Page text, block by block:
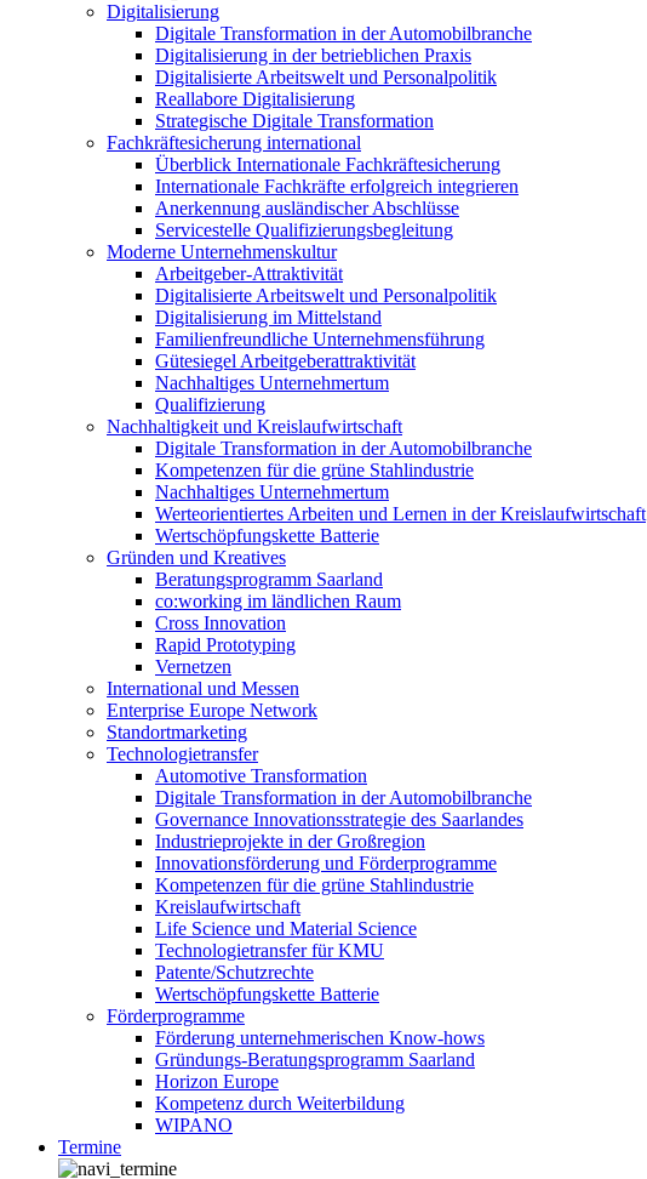
Digitalisierung
Digitale Transformation in der Automobilbranche
Digitalisierung in der betrieblichen Praxis
Digitalisierte Arbeitswelt und Personalpolitik
Reallabore Digitalisierung
Strategische Digitale Transformation
Fachkräftesicherung international
Überblick Internationale Fachkräftesicherung
Internationale Fachkräfte erfolgreich integrieren
Anerkennung ausländischer Abschlüsse
Servicestelle Qualifizierungsbegleitung
Moderne Unternehmenskultur
Arbeitgeber-Attraktivität
Digitalisierte Arbeitswelt und Personalpolitik
Digitalisierung im Mittelstand
Familienfreundliche Unternehmensführung
Gütesiegel Arbeitgeberattraktivität
Nachhaltiges Unternehmertum
Qualifizierung
Nachhaltigkeit und Kreislaufwirtschaft
Digitale Transformation in der Automobilbranche
Kompetenzen für die grüne Stahlindustrie
Nachhaltiges Unternehmertum
Werteorientiertes Arbeiten und Lernen in der Kreislaufwirtschaft
Wertschöpfungskette Batterie
Gründen und Kreatives
Beratungsprogramm Saarland
co:working im ländlichen Raum
Cross Innovation
Rapid Prototyping
Vernetzen
International und Messen
Enterprise Europe Network
Standortmarketing
Technologietransfer
Automotive Transformation
Digitale Transformation in der Automobilbranche
Governance Innovationsstrategie des Saarlandes
Industrieprojekte in der Großregion
Innovationsförderung und Förderprogramme
Kompetenzen für die grüne Stahlindustrie
Kreislaufwirtschaft
Life Science und Material Science
Technologietransfer für KMU
Patente/Schutzrechte
Wertschöpfungskette Batterie
Förderprogramme
Förderung unternehmerischen Know-hows
Gründungs-Beratungsprogramm Saarland
Horizon Europe
Kompetenz durch Weiterbildung
WIPANO
Termine